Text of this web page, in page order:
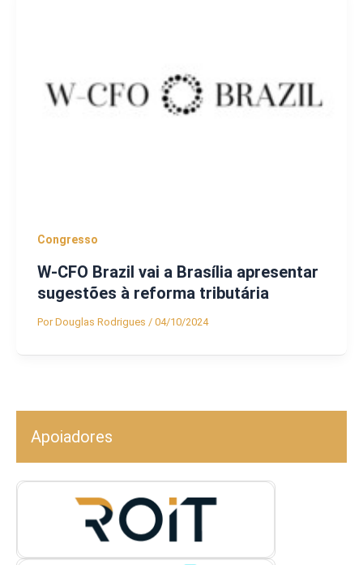
Congresso
W-CFO Brazil vai a Brasília apresentar
sugestões à reforma tributária
PorDouglas Rodrigues / 04/10/2024
Apoiadores